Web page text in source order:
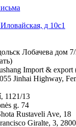
д 10с1
Лобачева дом
Import & export
Jinhai Highway,
1121/13
g. 74
Rustaveli Ave, 18
Giralte, 3,